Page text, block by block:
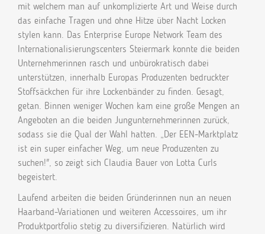
mit welchem man auf unkomplizierte Art und Weise durch
das einfache Tragen und ohne Hitze über Nacht Locken
stylen kann. Das Enterprise Europe Network Team des
Internationalisierungscenters Steiermark konnte die beiden
Unternehmerinnen rasch und unbürokratisch dabei
unterstützen, innerhalb Europas Produzenten bedruckter
Stoffsäckchen für ihre Lockenbänder zu finden. Gesagt,
getan. Binnen weniger Wochen kam eine große Mengen an
Angeboten an die beiden Jungunternehmerinnen zurück,
sodass sie die Qual der Wahl hatten. „Der EEN-Marktplatz
ist ein super einfacher Weg, um neue Produzenten zu
suchen!", so zeigt sich Claudia Bauer von Lotta Curls
begeistert.
Laufend arbeiten die beiden Gründerinnen nun an neuen
Haarband-Variationen und weiteren Accessoires, um ihr
Produktportfolio stetig zu diversifizieren. Natürlich wird